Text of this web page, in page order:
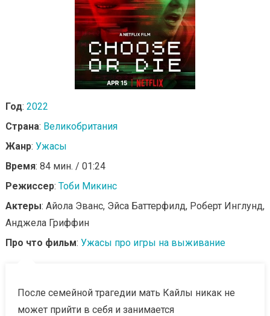
Год: 2022
Страна: Великобритания
Жанр: Ужасы
Время: 84 мин. / 01:24
Режиссер: Тоби Микинс
Актеры: Айола Эванс, Эйса Баттерфилд, Роберт Инглунд,
Анджела Гриффин
Про что фильм: Ужасы про игры на выживание
После семейной трагедии мать Кайлы никак не
может прийти в себя и занимается